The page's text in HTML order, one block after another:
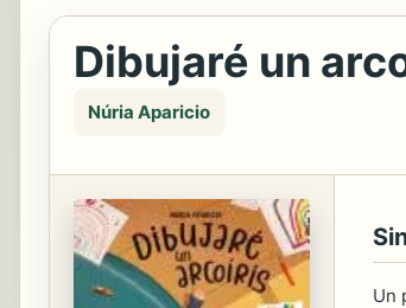
Dibujaré un
Núria Aparicio
Un